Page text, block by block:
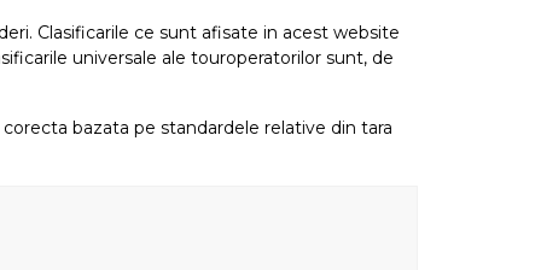
Clasificarile ce sunt afisate in acest website
universale ale touroperatorilor sunt, de
bazata pe standardele relative din tara